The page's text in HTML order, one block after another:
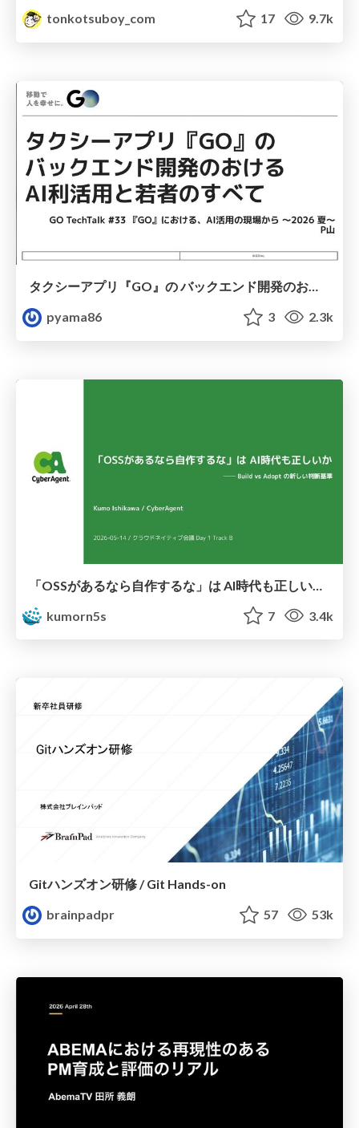
tonkotsuboy_com 17 9.7k
タクシーアプリ『GO』の バックエンド開発のおける AI利活用と若者のすべて
pyama86
3 2.3k
kumorn5s
7 3.4k
Gitハンズオン研修 / Git Hands-on
brainpadpr
57 53k